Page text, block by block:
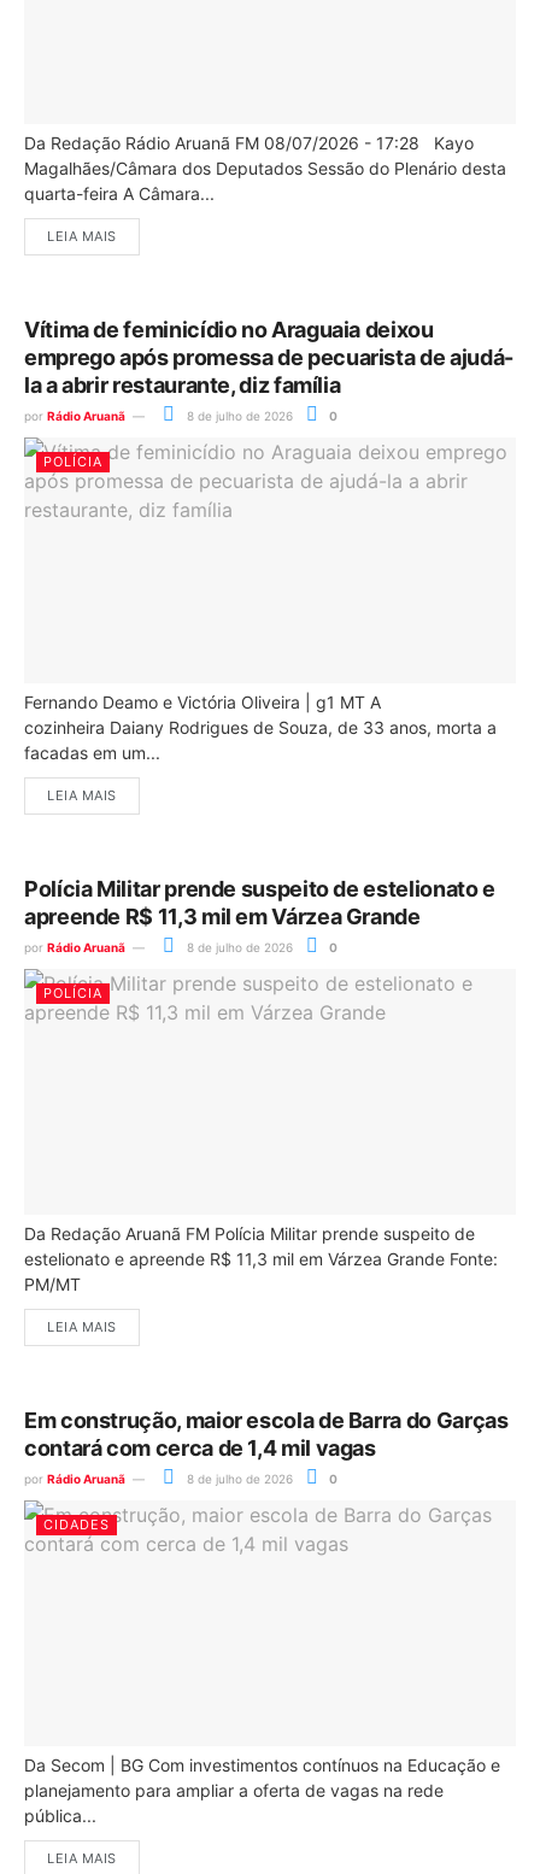
Da Redação Rádio Aruanã FM 08/07/2026 - 17:28 Kayo
Magalhães/Câmara dos Deputados Sessão do Plenário desta
quarta-feira A Câmara...
LEIA MAIS
Vítima de feminicídio no Araguaia deixou
emprego após promessa de pecuarista de ajudá-
la a abrir restaurante, diz família
por Rádio Aruanã 8 de julho de 2026 0
POLÍCIA
Fernando Deamo e Victória Oliveira | g1 MT A
cozinheira Daiany Rodrigues de Souza, de 33 anos, morta a
facadas em um...
LEIA MAIS
Polícia Militar prende suspeito de estelionato e
apreende R$ 11,3 mil em Várzea Grande
por Rádio Aruanã 8 de julho de 2026 0
POLÍCIA
Da Redação Aruanã FM Polícia Militar prende suspeito de
estelionato e apreende R$ 11,3 mil em Várzea Grande Fonte:
PM/MT
LEIA MAIS
Em construção, maior escola de Barra do Garças
contará com cerca de 1,4 mil vagas
por Rádio Aruanã 8 de julho de 2026 0
CIDADES
Da Secom | BG Com investimentos contínuos na Educação e
planejamento para ampliar a oferta de vagas na rede
pública...
LEIA MAIS